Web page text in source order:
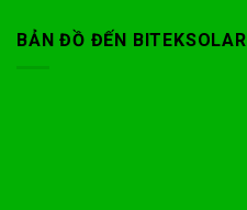
BẢN ĐỒ ĐẾN BITEKSOLAR